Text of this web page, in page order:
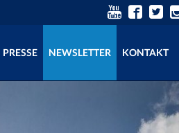
PRESSE NEWSLETTER KONTAKT